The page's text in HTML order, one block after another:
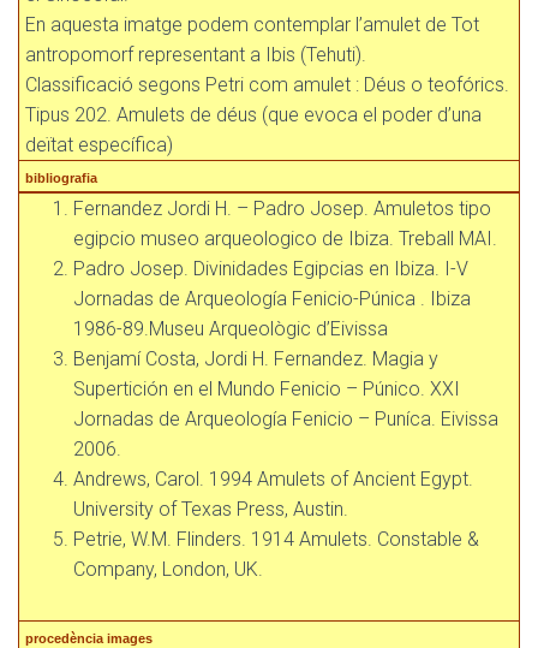
En aquesta imatge podem contemplar l’amulet de Tot
antropomorf representant a Ibis (Tehuti).
Classificació segons Petri com amulet : Déus o teofórics.
Tipus 202. Amulets de déus (que evoca el poder d’una
deïtat específica)
bibliografia
Fernandez Jordi H. – Padro Josep. Amuletos tipo
egipcio museo arqueologico de Ibiza. Treball MAI.
Padro Josep. Divinidades Egipcias en Ibiza. I-V
Jornadas de Arqueología Fenicio-Púnica . Ibiza
1986-89.Museu Arqueològic d’Eivissa
Benjamí Costa, Jordi H. Fernandez. Magia y
Supertición en el Mundo Fenicio – Púnico. XXI
Jornadas de Arqueología Fenicio – Puníca. Eivissa
2006.
Andrews, Carol. 1994 Amulets of Ancient Egypt.
University of Texas Press, Austin.
Petrie, W.M. Flinders. 1914 Amulets. Constable &
Company, London, UK.
procedència images